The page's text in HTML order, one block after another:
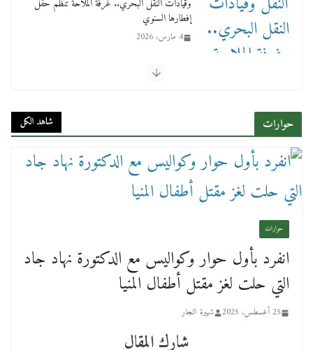
4 مارس، 2026
عن عمر يناهز ال99 عاما وشهر رحيل شقيق ميشيل
أحد ودفنه في هدوء الأحد الماضي
ورحل أبو القانون الدولي هكذا نعي المستشار سامح
عبد الحكم استاذه مفيد شهاب
حوارات شاهد الكل
حوارات
انفرد بأول حوار وكواليس مع الدكتورة نهاد جاد
التي حلت لغز مقتل أطفال المنيا
25 أغسطس، 2025 شهيرة النجار
شارك المقال